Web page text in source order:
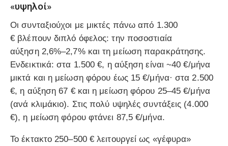
«υψηλοί»
Οι συνταξιούχοι με μικτές πάνω από 1.300
€ βλέπουνδιπλό όφελος: την ποσοστιαία
αύξηση 2,6%–2,7%και τη μείωση παρακράτησης.
Ενδεικτικά: στα 1.500 €, η αύξηση είναι ~40 €/μήνα
μικτά και η μείωση φόρου έως 15 €/μήνα· στα2.500
€, η αύξηση67 €και η μείωση φόρου 25–45 €/μήνα
(ανά κλιμάκιο). Στις πολύ υψηλές συντάξεις (4.000
€), η μείωση φόρου φτάνει 87,5 €/μήνα.
Το έκτακτο250–500 € λειτουργεί ως «γέφυρα»